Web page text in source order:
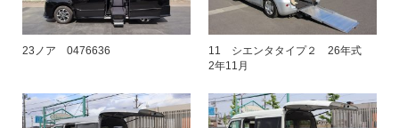
23ノア 0476636
11 シエンタタイプ２ 26年式
2年11月